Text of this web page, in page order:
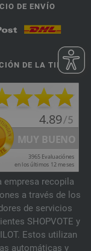
DE ENVÍO
DE LA TIENDA
empresa recopila
a través de los
de servicios
SHOPVOTE y
Estos utilizan
automáticas y